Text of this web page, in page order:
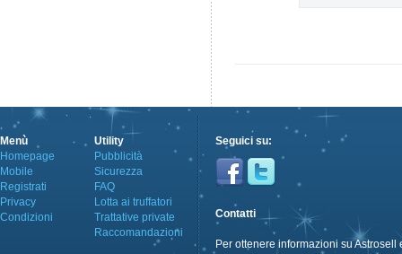
Menù
Homepage
Mobile
Registrati
Privacy
Condizioni
Utility
Pubblicità
Sicurezza
FAQ
Lotta ai truffatori
Trattative private
Raccomandazioni
Seguici su:
Contatti
Per ottenere informazioni su Astrosell